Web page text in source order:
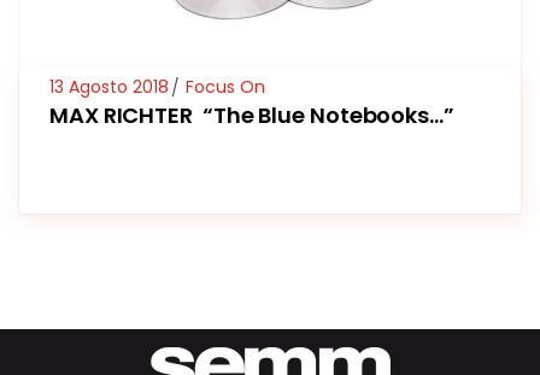
13 Agosto 2018 Focus On
MAX RICHTER “The Blue Notebooks…”